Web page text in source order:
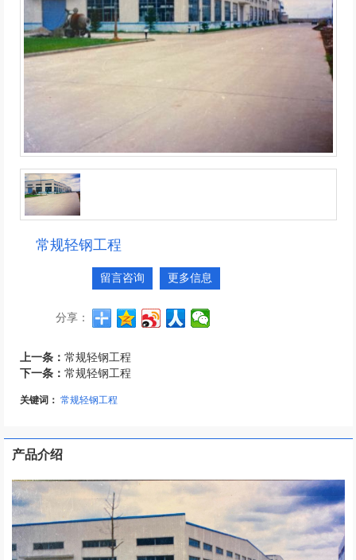
常规轻钢工程
留言咨询 更多信息
分享：
上一条： 常规轻钢工程
下一条： 常规轻钢工程
关键词： 常规轻钢工程
产品介绍